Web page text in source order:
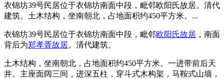
衣锦坊39号民居位于衣锦坊南面中段，毗邻欧阳氏故居。清代
建筑。土木结构，坐南朝北，占地面积约450平方米。...
衣锦坊39号民居位于衣锦坊南面中段，毗邻欧阳氏故居 ，南面
背后为郑孝胥故居。清代建筑。
土木结构，坐南朝北，占地面积约450平方米。一进带前后天
井。主座面阔三间，进深五柱，穿斗式木构架，马鞍式山墙，